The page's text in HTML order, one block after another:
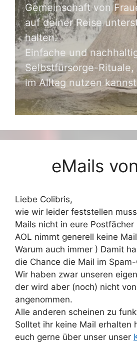
Gemeinschaft von
auf deiner Reise
halten.
Einfache und
Selbstfürsorge-
im Alltag nutzen kannst
eMails
Liebe Colibris,
wie wir leider feststellen
Mails nicht in eure Postfächer
AOL nimmt generell keine
Warum auch immer ) Damit
die Chance die Mail im
Wir haben zwar unseren
der wird aber (noch) nicht
angenommen.
Alle anderen scheinen zu
Solltet ihr keine Mail erhalten
euch gerne über unser unser